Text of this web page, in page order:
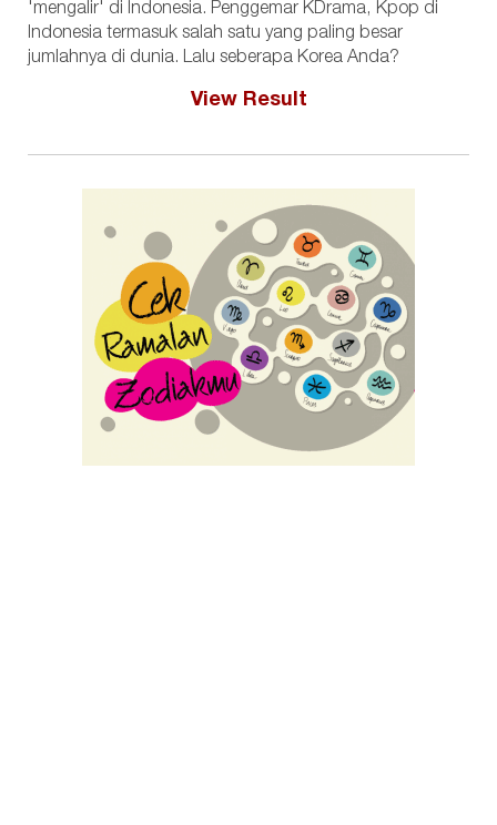
'mengalir' di Indonesia. Penggemar KDrama, Kpop di
Indonesia termasuk salah satu yang paling besar
jumlahnya di dunia. Lalu seberapa Korea Anda?
View Result